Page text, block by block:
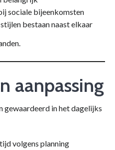
sociale bijeenkomsten
bestaan naast elkaar
aanpassing
in het dagelijks
volgens planning